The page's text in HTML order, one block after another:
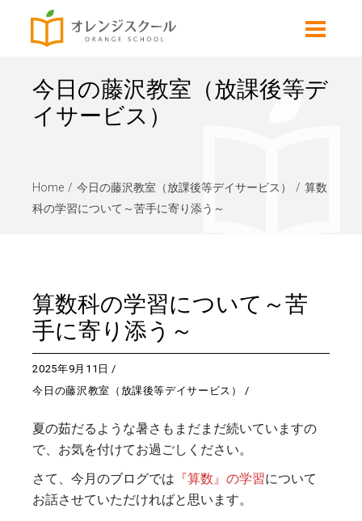
今日の藤沢教室（放課後等デ
イサービス）
Home 今日の藤沢教室（放課後等デイサービス）
算数
科の学習について～苦手に寄り添う～
算数科の学習について～苦
手に寄り添う～
2025年9月11日
今日の藤沢教室（放課後等デイサービス）
夏の茹だるような暑さもまだまだ続いていますの
で、お気を付けてお過ごしください。
さて、今月のブログでは 『算数』の学習について
お話させていただければと思います。